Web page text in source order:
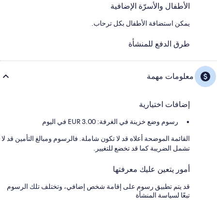
الأطفال والأسرّة الإضافية
يمكن استضافة الأطفال بكل ترحاب.
طرق الدفع للمنشأة
معلومات مهمة
إضافات اختيارية
رسوم وضع خزينة في الغرفة: 3.00 EUR في اليوم
القائمة الموضحة أعلاه قد لا تكون شاملة. فالرسوم ومبالغ التأمين قد لا
تشمل الضريبة كما قد تخضع للتغيير.
أمور يتعين عليك معرفتها
قد يتم تطبيق رسوم على إقامة شخص إضافي، وتختلف تلك الرسوم
تبعًا لسياسة المنشأة